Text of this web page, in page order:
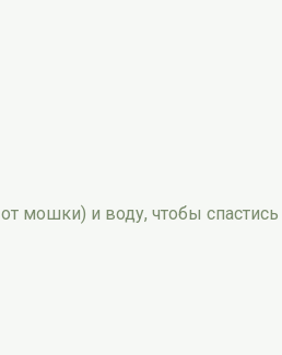
мошки) и воду, чтобы спастись